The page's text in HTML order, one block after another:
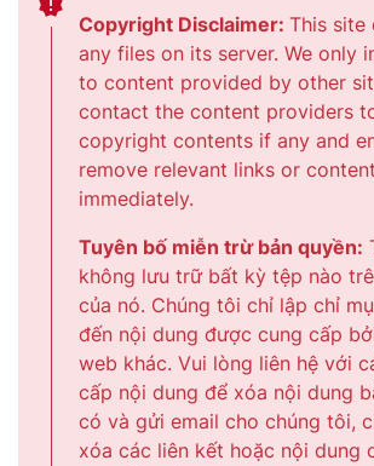
Copyright Disclaimer: This site
any files on its server. We only
to content provided by other
contact the content providers
copyright contents if any and
remove relevant links or
immediately.
Tuyên bố miễn trừ bản quyền:
không lưu trữ bất kỳ tệp nào
của nó. Chúng tôi chỉ lập chỉ
đến nội dung được cung cấp
web khác. Vui lòng liên hệ với
cấp nội dung để xóa nội dung
có và gửi email cho chúng tôi,
xóa các liên kết hoặc nội dung